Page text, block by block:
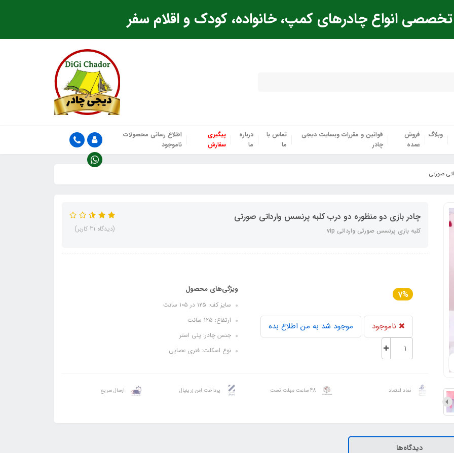
انواع چادرهای کمپ، خانواده، کودک و اقلام سفر
وبلاگ
فروش
عمده
قوانین و مقررات وبسایت دیجی
چادر
تماس با
ما
درباره
ما
پیگیری
سفارش
اطلاع رسانی محصولات
ناموجود
صورتی
چادر بازی دو منظوره دو درب کلبه پرنسس وارداتی صورتی
کلبه بازی پرنسس صورتی وارداتی vip (دیدگاه 31 کاربر)
7%
ناموجود موجود شد به من اطلاع بده
ویژگی‌های محصول
سایز کف: ۱۲۵ در ۱۰۵ سانت
ارتفاع: ۱۲۵ سانت
جنس چادر: پلی استر
نوع اسکلت: فنری عصایی
نماد اعتماد 48 ساعت مهلت تست پرداخت امن زرینپال ارسال سریع
دیدگاه‌ها